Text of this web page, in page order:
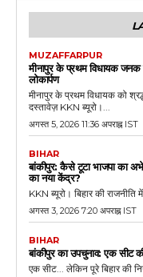
MUZAFFARPUR
मीनापुर के प्रथम विधायक
लोकार्पण
मीनापुर के प्रथम विधायक को
दस्तावेज़ KKN ब्यूरो।...
अगस्त 5, 2026 11:36 अपराह्न IST
BIHAR
बांकीपुर: कैसे टूटा भाजपा का
का नया केंद्र?
KKN ब्यूरो। बिहार की
अगस्त 3, 2026 7:20 अपराह्न IST
BIHAR
बांकीपुर का उपचुनाव: एक सीट की
एक सीट... लेकिन पूरे बिहार की